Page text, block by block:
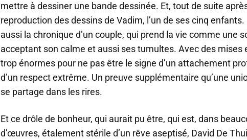
mettre à dessiner une bande dessinée. Et, tout de suite
reproduction des dessins de Vadim, l’un de ses cinq enfants.
aussi la chronique d’un couple, qui prend la vie comme une
acceptant son calme et aussi ses tumultes. Avec des mises
trop énormes pour ne pas être le signe d’un attachement
d’un respect extrême. Un preuve supplémentaire qu’une
se partage dans les rires.
Et ce drôle de bonheur, qui aurait pu être, qui est, dans
d’œuvres, étalement stérile d’un rêve aseptisé, David De